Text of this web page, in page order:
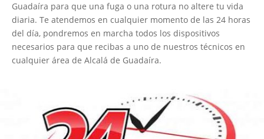
Guadaíra para que una fuga o una rotura no altere tu vida
diaria. Te atendemos en cualquier momento de las 24 horas
del día, pondremos en marcha todos los dispositivos
necesarios para que recibas a uno de nuestros técnicos en
cualquier área de Alcalá de Guadaíra.